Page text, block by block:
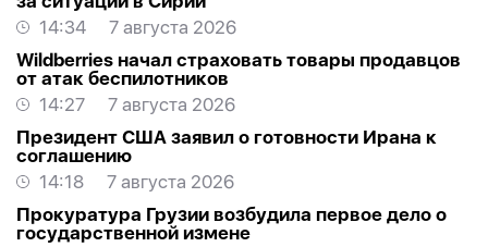
14:34
7 августа 2026
Wildberries начал страховать товары продавцов
от атак беспилотников
14:27
7 августа 2026
Президент США заявил о готовности Ирана к
соглашению
14:18
7 августа 2026
Прокуратура Грузии возбудила первое дело о
государственной измене